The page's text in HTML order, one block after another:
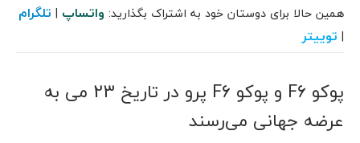
همین حالا برای دوستان خود به اشتراک بگذارید: واتساپ | تلگرام
| توییتر
پوکو F6 و پوکو F6 پرو در تاریخ 23 می به
عرضه جهانی می‌رسند